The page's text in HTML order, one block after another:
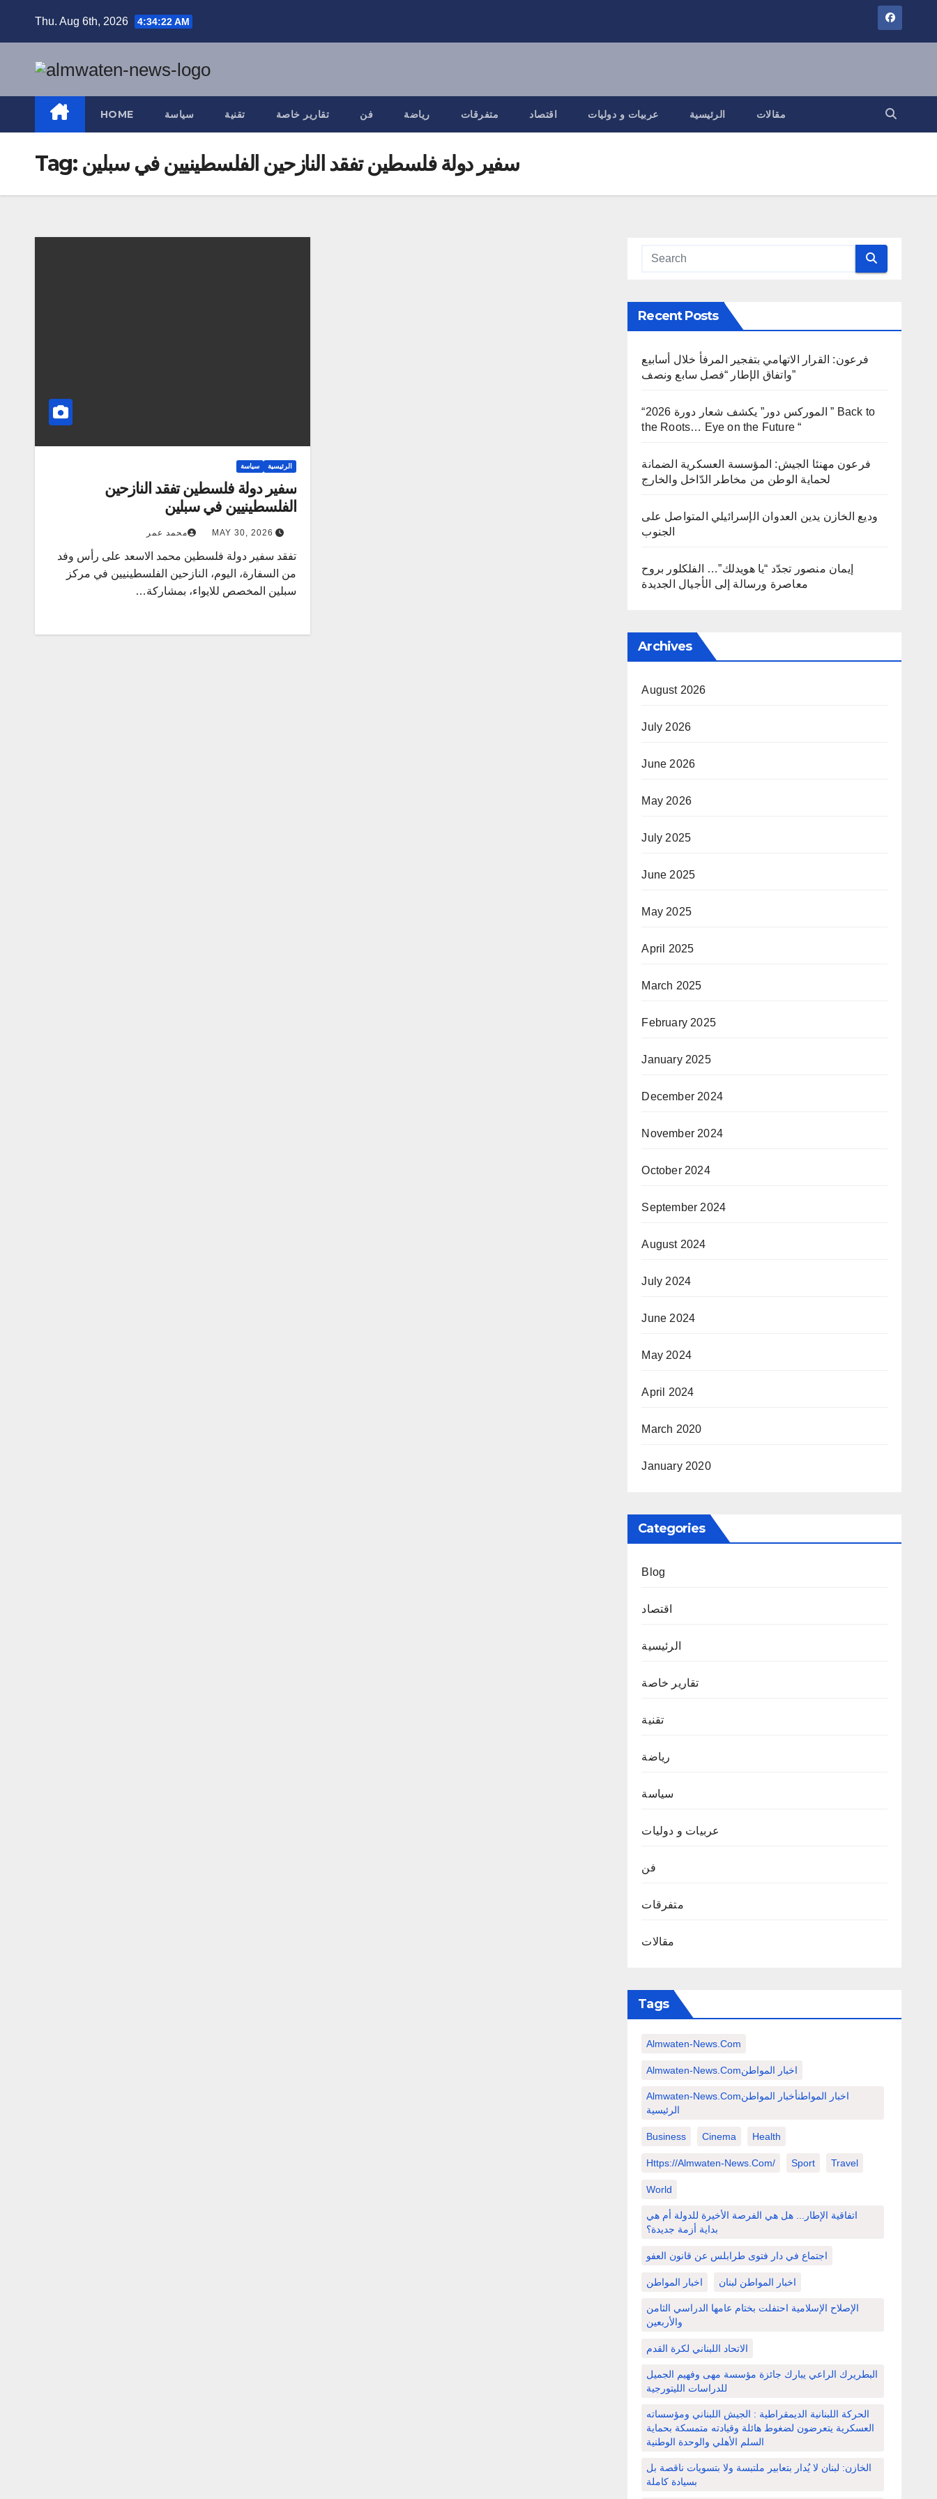
Thu. Aug 6th, 2026 4:34:23 AM
HOME سياسة تقنية تقارير خاصة فن رياضة متفرقات اقتصاد عربيات و دوليات الرئيسية مقالات
Tag: سفير دولة فلسطين تفقد النازحين الفلسطينيين في سبلين
الرئيسية سياسة
سفير دولة فلسطين تفقد النازحين
الفلسطينيين في سبلين
MAY 30, 2026 محمد عمر
تفقد سفير دولة فلسطين محمد الاسعد على رأس وفد
من السفارة، اليوم، النازحين الفلسطينيين في مركز
سبلين المخصص للايواء، بمشاركة…
Recent Posts
فرعون: القرار الاتهامي بتفجير المرفأ خلال أسابيع
واتفاق الإطار “فصل سابع ونصف”
“الموركس دور” يكشف شعار دورة 2026 ” Back to
the Roots… Eye on the Future “
فرعون مهنئا الجيش: المؤسسة العسكرية الضمانة
لحماية الوطن من مخاطر الدّاخل والخارج
وديع الخازن يدين العدوان الإسرائيلي المتواصل على
الجنوب
إيمان منصور تجدّد “يا هويدلك”… الفلكلور بروح
معاصرة ورسالة إلى الأجيال الجديدة
Archives
August 2026
July 2026
June 2026
May 2026
July 2025
June 2025
May 2025
April 2025
March 2025
February 2025
January 2025
December 2024
November 2024
October 2024
September 2024
August 2024
July 2024
June 2024
May 2024
April 2024
March 2020
January 2020
Categories
Blog
اقتصاد
الرئيسية
تقارير خاصة
تقنية
رياضة
سياسة
عربيات و دوليات
فن
متفرقات
مقالات
Tags
Almwaten-News.com
Almwaten-News.comاخبار المواطن
Almwaten-News.comاخبار المواطنأخبار المواطن
الرئيسية
Business Cinema Health
Https://almwaten-News.com/ Sport Travel
World
اتفاقية الإطار... هل هي الفرصة الأخيرة للدولة أم هي
بداية أزمة جديدة؟
اجتماع في دار فتوى طرابلس عن قانون العفو
اخبار المواطن اخبار المواطن لبنان
الإصلاح الإسلامية احتفلت بختام عامها الدراسي الثامن
والأربعين
الاتحاد اللبناني لكرة القدم
البطريرك الراعي يبارك جائزة مؤسسة مهى وفهيم الجميل
للدراسات الليتورجية
الحركة اللبنانية الديمقراطية : الجيش اللبناني ومؤسساته
العسكرية يتعرضون لضغوط هائلة وقيادته متمسكة بحماية
السلم الأهلي والوحدة الوطنية
الخازن: لبنان لا يُدار بتعابير ملتبسة ولا بتسويات ناقصة بل
بسيادة كاملة